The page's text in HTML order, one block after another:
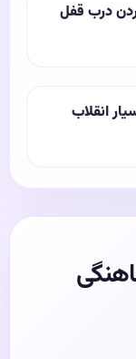
درب قفل
انقلاب